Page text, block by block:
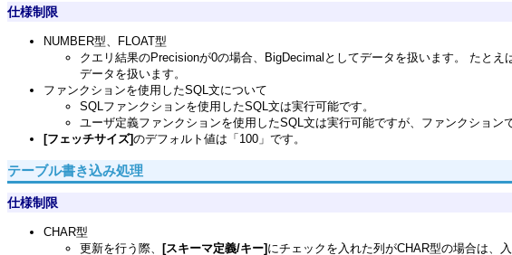
仕様制限
NUMBER型、FLOAT型
クエリ結果のPrecisionが0の場合、BigDecimalとしてデータを扱います。 たと
データを扱います。
ファンクションを使用したSQL文について
SQLファンクションを使用したSQL文は実行可能です。
ユーザ定義ファンクションを使用したSQL文は実行可能ですが、ファンクション
[フェッチサイズ]のデフォルト値は「100」です。
テーブル書き込み処理
仕様制限
CHAR型
更新を行う際、
[スキーマ定義/キー] にチェックを入れた列がCHAR型の場合は、